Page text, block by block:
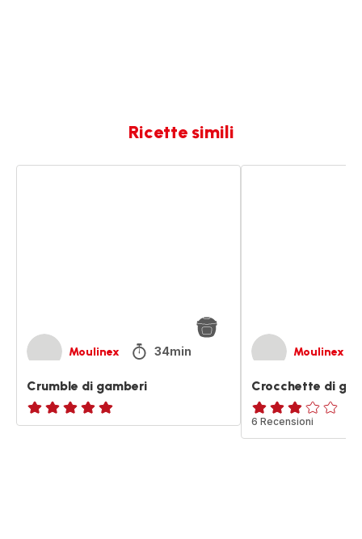
Ricette simili
Moulinex 34min
Crumble di gamberi
ratings.NaN
Moulinex
Crocchette di
ratings.2.8
6 Recensioni